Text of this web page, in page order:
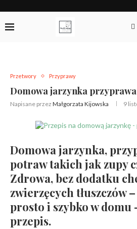
Przetwory Przyprawy
Domowa jarzynka
Napisane przez Małgorzata Kijowska 9
Domowa jarzynka,
potraw takich jak zupy
Zdrowa, bez dodatku
zwierzęcych tłuszczów
prosto i szybko w domu
przepis.